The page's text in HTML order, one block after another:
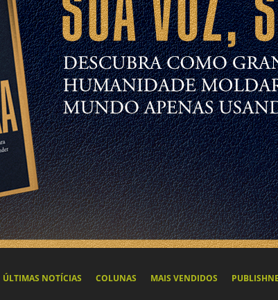
ÚLTIMAS NOTÍCIAS COLUNAS MAIS VENDIDOS